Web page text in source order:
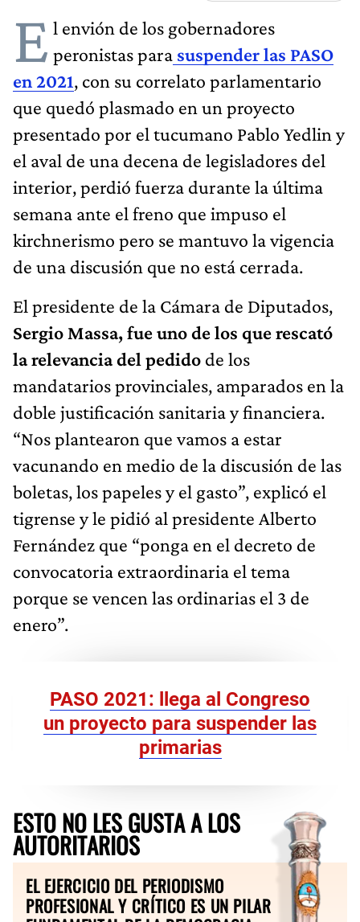
E l envión de los gobernadores
peronistas para suspender las PASO
en 2021, con su correlato parlamentario
que quedó plasmado en un proyecto
presentado por el tucumano Pablo Yedlin y
el aval de una decena de legisladores del
interior, perdió fuerza durante la última
semana ante el freno que impuso el
kirchnerismo pero se mantuvo la vigencia
de una discusión que no está cerrada.
El presidente de la Cámara de Diputados,
Sergio Massa, fue uno de los que rescató
la relevancia del pedido de los
mandatarios provinciales, amparados en la
doble justificación sanitaria y financiera.
“Nos plantearon que vamos a estar
vacunando en medio de la discusión de las
boletas, los papeles y el gasto”, explicó el
tigrense y le pidió al presidente Alberto
Fernández que “ponga en el decreto de
convocatoria extraordinaria el tema
porque se vencen las ordinarias el 3 de
enero”.
PASO 2021: llega al Congreso
un proyecto para suspender las
primarias
ESTO NO LES GUSTA A LOS
AUTORITARIOS
EL EJERCICIO DEL PERIODISMO
PROFESIONAL Y CRÍTICO ES UN PILAR